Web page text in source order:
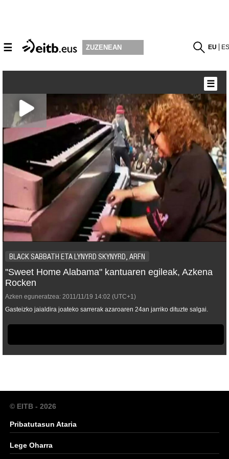
☰ ZUZENEAN EU
BLACK SABBATH ETA LYNYRD SKYNYRD, ARFN
''Sweet Home Alabama" kantuaren egileak, Azkena
Rocken
Azken eguneratzea: 2011/11/19 14:02 (UTC+1)
Gasteizko jaialdira joateko sarrerak azaroaren 24an jarriko dituzte salgai.
☰
© EITB - 2026
Pribatutasun Ataria
Lege Oharra